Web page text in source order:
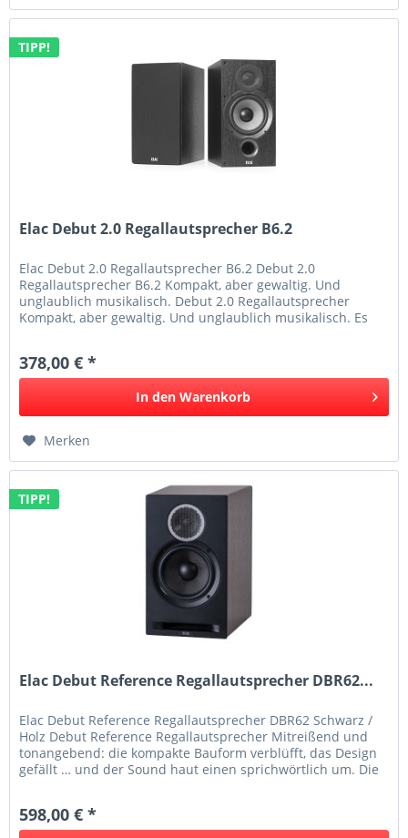
TIPP!
Elac Debut 2.0 Regallautsprecher B6.2
Elac Debut 2.0 Regallautsprecher B6.2 Debut 2.0
Regallautsprecher B6.2 Kompakt, aber gewaltig. Und
unglaublich musikalisch. Debut 2.0 Regallautsprecher
Kompakt, aber gewaltig. Und unglaublich musikalisch. Es
378,00 € *
In den Warenkorb
Merken
TIPP!
Elac Debut Reference Regallautsprecher DBR62...
Elac Debut Reference Regallautsprecher DBR62 Schwarz /
Holz Debut Reference Regallautsprecher Mitreißend und
tonangebend: die kompakte Bauform verblüfft, das Design
gefällt … und der Sound haut einen sprichwörtlich um. Die
598,00 € *